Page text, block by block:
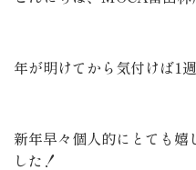
年が明けてから気付けば1
新年早々個人的にとても嬉
した！